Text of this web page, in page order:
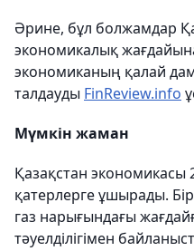
Әрине, бұл болжамдар
экономикалық
экономиканың қалай
талдауды FinReview.info
Мүмкін жаман
Қазақстан
қатерлерге ұшырады.
газ нарығындағы
тәуелділігімен